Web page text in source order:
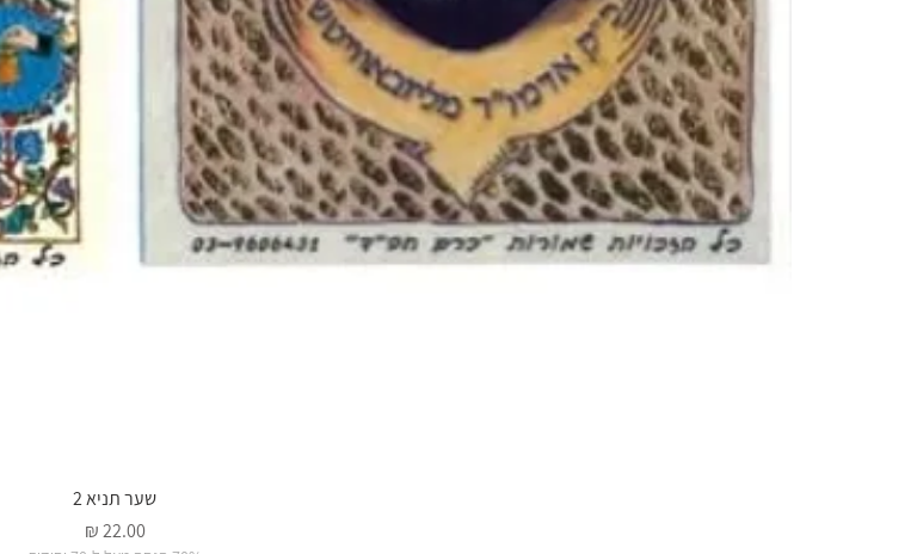
שער תניא 2
מחיר‏22.00 ‏₪